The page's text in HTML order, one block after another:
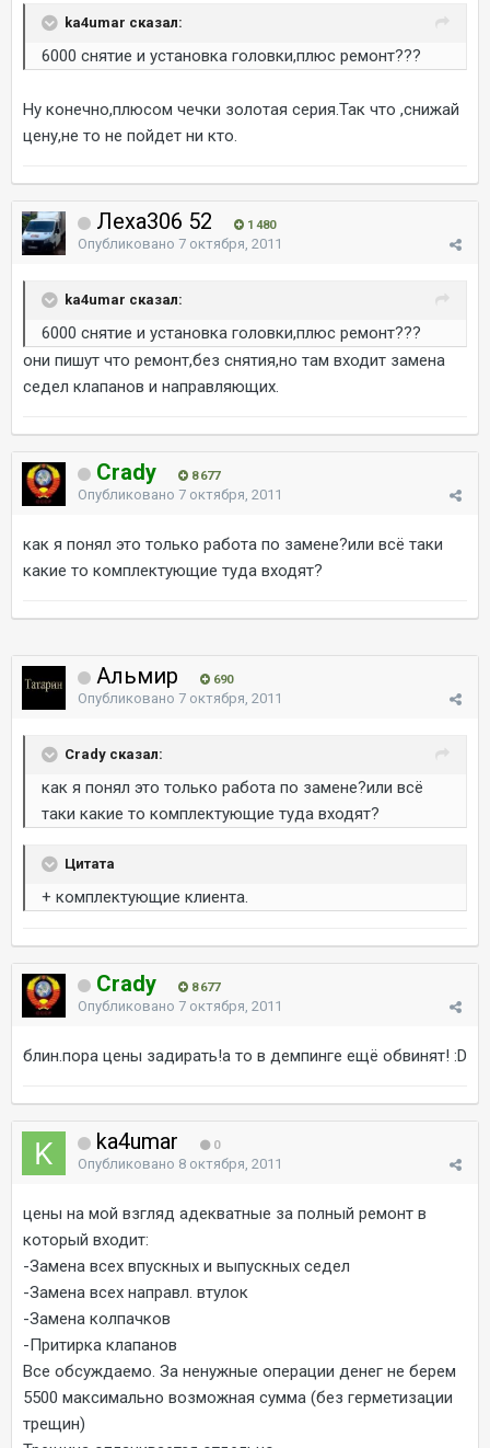
ka4umar сказал:
6000 снятие и установка головки,плюс ремонт???
Ну конечно,плюсом чечки золотая серия.Так что ,снижай
цену,не то не пойдет ни кто.
Леха306 52 1 480
Опубликовано 7 октября, 2011
ka4umar сказал:
6000 снятие и установка головки,плюс ремонт???
они пишут что ремонт,без снятия,но там входит замена
седел клапанов и направляющих.
Crady 8 677
Опубликовано 7 октября, 2011
как я понял это только работа по замене?или всё таки
какие то комплектующие туда входят?
Альмир 690
Опубликовано 7 октября, 2011
Crady сказал:
как я понял это только работа по замене?или всё
таки какие то комплектующие туда входят?
Цитата
+ комплектующие клиента.
Crady 8 677
Опубликовано 7 октября, 2011
блин.пора цены задирать!а то в демпинге ещё обвинят! :D
ka4umar 0
Опубликовано 8 октября, 2011
цены на мой взгляд адекватные за полный ремонт в
который входит:
-Замена всех впускных и выпускных седел
-Замена всех направл. втулок
-Замена колпачков
-Притирка клапанов
Все обсуждаемо. За ненужные операции денег не берем
5500 максимально возможная сумма (без герметизации
трещин)